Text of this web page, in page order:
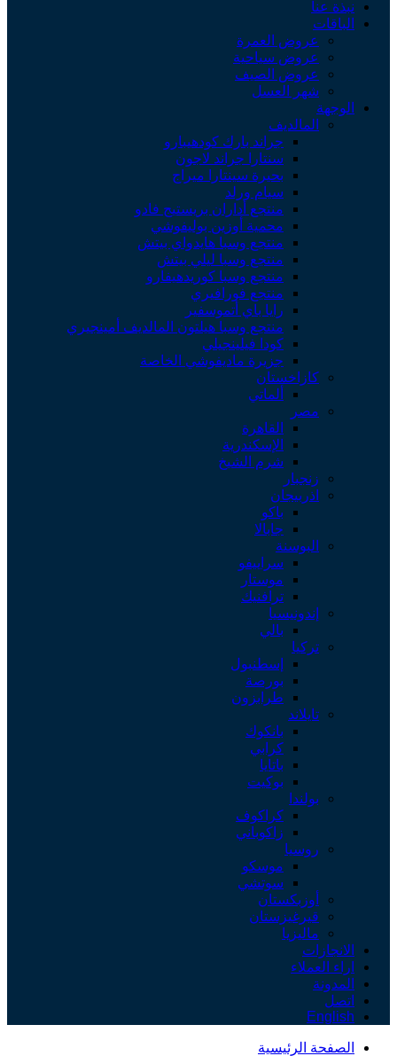
نبذة عنا
الباقات
عروض العمرة
عروض سياحية
عروض الصيف
شهر العسل
الوجهة
المالديف
جراند بارك كودهيبارو
سنتارا جراند لاجون
بحيرة سينتارا ميراج
سيام ورلد
منتجع أداران بريستيج فادو
محمية أوزين بوليفوشي
منتجع وسبا هايدواي بيتش
منتجع وسبا ليلي بيتش
منتجع وسبا كوريدهيفارو
منتجع فورافيري
رايا باي أتموسفير
منتجع وسبا هيلتون المالديف أمينجيري
كودا فيلينجيلي
جزيرة ماديفوشي الخاصة
كازاخستان
ألماتي
مصر
القاهرة
الإسكندرية
شرم الشيخ
زنجبار
اذربيجان
باكو
جابالا
البوسنة
سراييفو
موستار
ترافنيك
إندونيسيا
بالي
تركيا
إسطنبول
بورصة
طرابزون
تايلاند
بانكوك
كرابي
باتايا
بوكيت
بولندا
كراكوف
زاكوباني
روسيا
موسكو
سوتشي
أوزبكستان
قيرغيزستان
ماليزيا
الانجازات
اراء العملاء
المدونة
اتصل
English
الصفحة الرئيسية